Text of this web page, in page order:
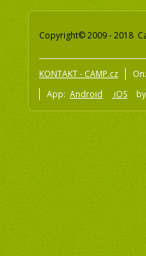
Copyright© 2009 - 2018
KONTAKT - CAMP.cz
App: Android iOS by